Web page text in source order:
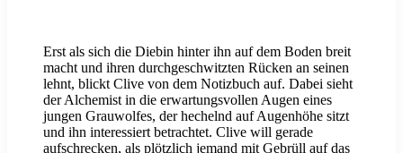
Erst als sich die Diebin hinter ihn auf dem Boden breit
macht und ihren durchgeschwitzten Rücken an seinen
lehnt, blickt Clive von dem Notizbuch auf. Dabei sieht
der Alchemist in die erwartungsvollen Augen eines
jungen Grauwolfes, der hechelnd auf Augenhöhe sitzt
und ihn interessiert betrachtet. Clive will gerade
aufschrecken, als plötzlich jemand mit Gebrüll auf das